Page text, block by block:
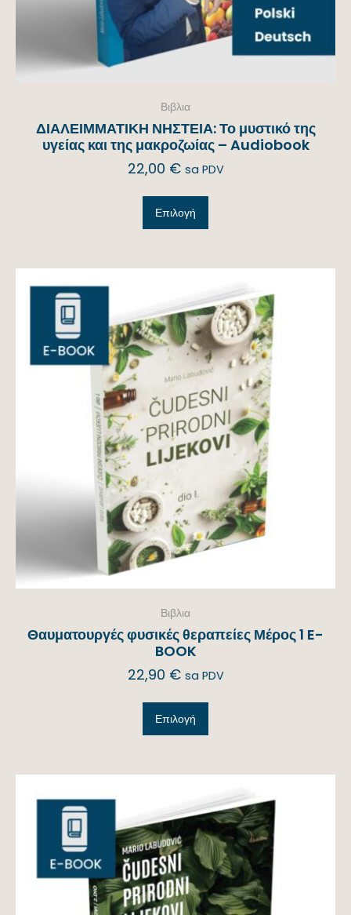
Βιβλια
ΔΙΑΛΕΙΜΜΑΤΙΚΗ ΝΗΣΤΕΙΑ: Το μυστικό της
υγείας και της μακροζωίας – Audiobook
22,00 € sa PDV
Επιλογή
Βιβλια
Θαυματουργές φυσικές θεραπείες Μέρος 1 E-
BOOK
22,90 € sa PDV
Επιλογή